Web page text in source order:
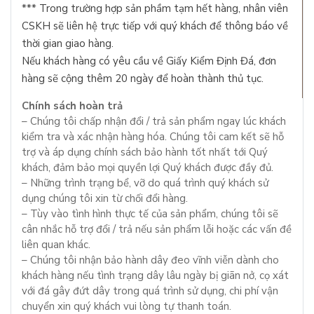
*** Trong trường hợp sản phầm tạm hết hàng, nhân viên
CSKH sẽ liên hệ trực tiếp với quý khách để thông báo về
thời gian giao hàng.
Nếu khách hàng có yêu cầu về Giấy Kiểm Định Đá, đơn
hàng sẽ cộng thêm 20 ngày để hoàn thành thủ tục.
Chính sách hoàn trả
– Chúng tôi chấp nhận đổi / trả sản phẩm ngay lúc khách
kiểm tra và xác nhận hàng hóa. Chúng tôi cam kết sẽ hỗ
trợ và áp dụng chính sách bảo hành tốt nhất tới Quý
khách, đảm bảo mọi quyền lợi Quý khách được đầy đủ.
– Những trình trạng bể, vỡ do quá trình quý khách sử
dụng chúng tôi xin từ chối đổi hàng.
– Tùy vào tình hình thực tế của sản phẩm, chúng tôi sẽ
cân nhắc hỗ trợ đổi / trả nếu sản phẩm lỗi hoặc các vấn đề
liên quan khác.
– Chúng tôi nhận bảo hành dây đeo vĩnh viễn dành cho
khách hàng nếu tình trạng dây lâu ngày bị giãn nở, cọ xát
với đá gây đứt dây trong quá trình sử dụng, chi phí vận
chuyển xin quý khách vui lòng tự thanh toán.